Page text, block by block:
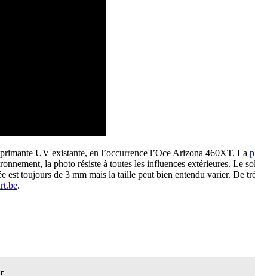
UV existante, en l’occurrence l’Oce Arizona 460XT. La
la photo résiste à toutes les influences extérieures. Le
toujours de 3 mm mais la taille peut bien entendu varier. De
.